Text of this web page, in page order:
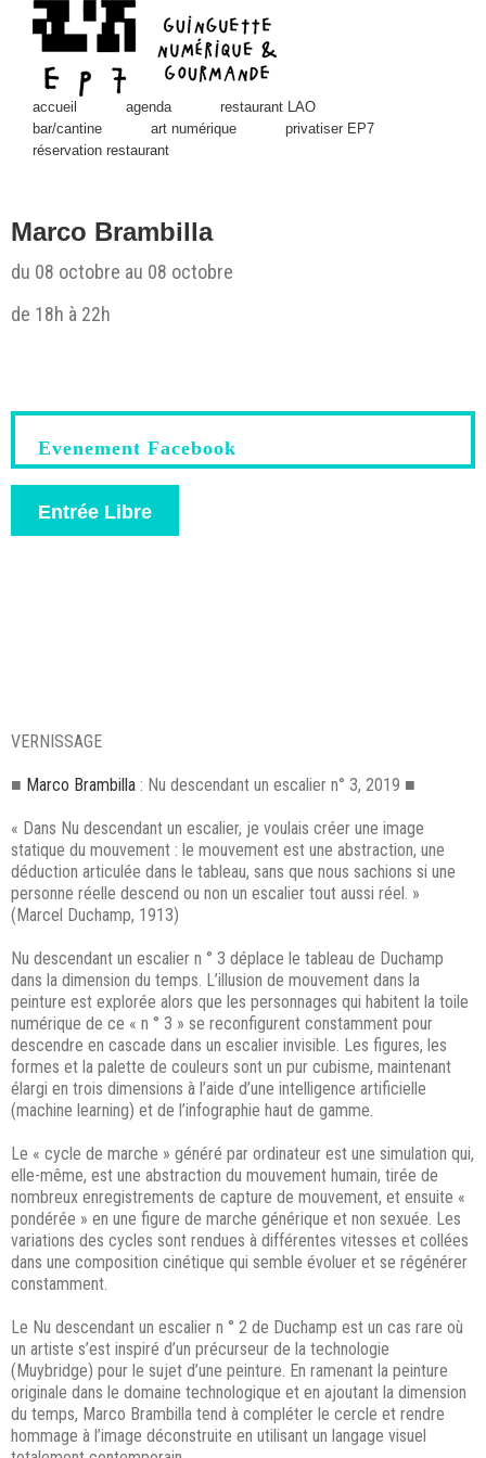
content
accueil agenda
restaurant LAO
bar/cantine
art numérique
privatiser EP7
réservation restaurant
Marco Brambilla
du 08 octobre au 08 octobre
de 18h à 22h
Image
Evenement Facebook
Entrée Libre
VERNISSAGE
■ Marco Brambilla : Nu descendant un escalier n° 3, 2019 ■
« Dans Nu descendant un escalier, je voulais créer une image
statique du mouvement : le mouvement est une abstraction, une
déduction articulée dans le tableau, sans que nous sachions si une
personne réelle descend ou non un escalier tout aussi réel. »
(Marcel Duchamp, 1913)
Nu descendant un escalier n ° 3 déplace le tableau de Duchamp
dans la dimension du temps. L’illusion de mouvement dans la
peinture est explorée alors que les personnages qui habitent la toile
numérique de ce « n ° 3 » se reconfigurent constamment pour
descendre en cascade dans un escalier invisible. Les figures, les
formes et la palette de couleurs sont un pur cubisme, maintenant
élargi en trois dimensions à l’aide d’une intelligence artificielle
(machine learning) et de l’infographie haut de gamme.
Le « cycle de marche » généré par ordinateur est une simulation qui,
elle-même, est une abstraction du mouvement humain, tirée de
nombreux enregistrements de capture de mouvement, et ensuite «
pondérée » en une figure de marche générique et non sexuée. Les
variations des cycles sont rendues à différentes vitesses et collées
dans une composition cinétique qui semble évoluer et se régénérer
constamment.
Le Nu descendant un escalier n ° 2 de Duchamp est un cas rare où
un artiste s’est inspiré d’un précurseur de la technologie
(Muybridge) pour le sujet d’une peinture. En ramenant la peinture
originale dans le domaine technologique et en ajoutant la dimension
du temps, Marco Brambilla tend à compléter le cercle et rendre
hommage à l’image déconstruite en utilisant un langage visuel